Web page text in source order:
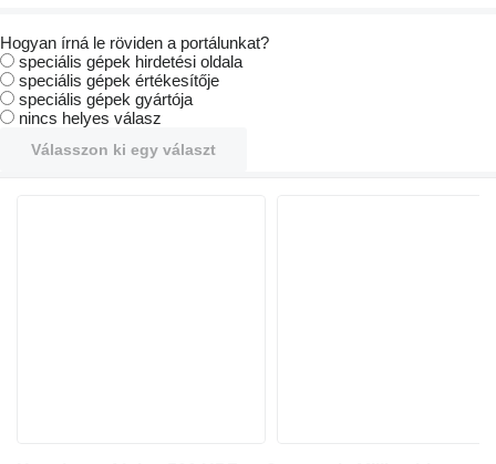
Hogyan írná le röviden a portálunkat?
speciális gépek hirdetési oldala
speciális gépek értékesítője
speciális gépek gyártója
nincs helyes válasz
Válasszon ki egy választ